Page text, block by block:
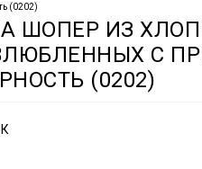
(0202)
ШОПЕР ИЗ
С
(0202)